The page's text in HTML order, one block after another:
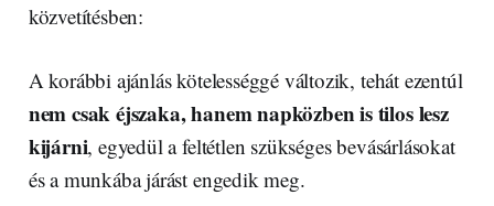
közvetítésben:
A korábbi ajánlás kötelességgé változik, tehát ezentúl
nem csak éjszaka, hanem napközben is tilos lesz
kijárni, egyedül a feltétlen szükséges bevásárlásokat
és a munkába járást engedik meg.